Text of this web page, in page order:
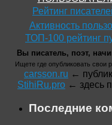
Рейтинг
Активность
ТОП-100 рейтинг
Вы писатель, поэт,
Ищете где опубликовать свои
carsson.ru ←
StihiRu.pro ← здесь
Последние